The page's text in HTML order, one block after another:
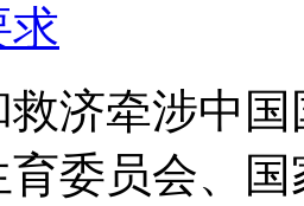
求
济牵涉中
委员会、